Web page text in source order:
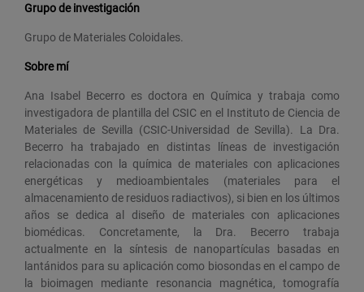
Grupo de investigación
Grupo de Materiales Coloidales.
Sobre mí
Ana Isabel Becerro es doctora en Química y trabaja como
investigadora de plantilla del CSIC en el Instituto de Ciencia de
Materiales de Sevilla (CSIC-Universidad de Sevilla). La Dra.
Becerro ha trabajado en distintas líneas de investigación
relacionadas con la química de materiales con aplicaciones
energéticas y medioambientales (materiales para el
almacenamiento de residuos radiactivos), si bien en los últimos
años se dedica al diseño de materiales con aplicaciones
biomédicas. Concretamente, la Dra. Becerro trabaja
actualmente en la síntesis de nanopartículas basadas en
lantánidos para su aplicación como biosondas en el campo de
la bioimagen mediante resonancia magnética, tomografía